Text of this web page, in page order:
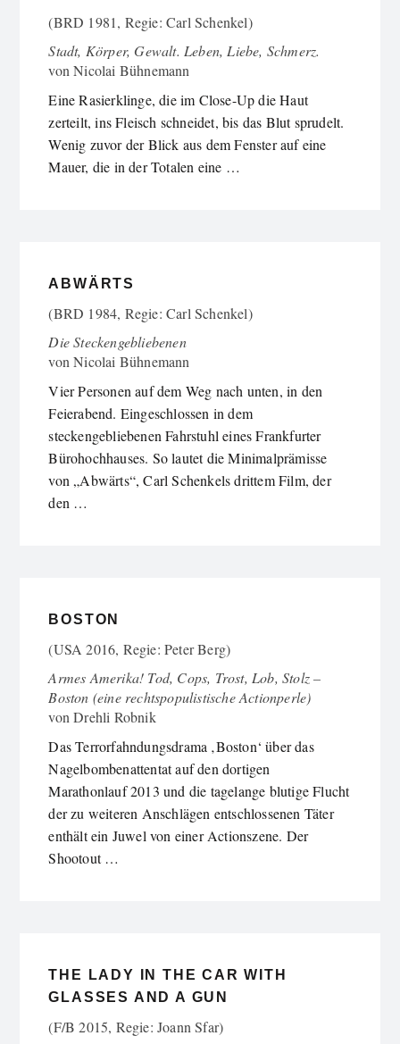
(BRD 1981, Regie: Carl Schenkel)
Stadt, Körper, Gewalt. Leben, Liebe, Schmerz.
vonNicolai Bühnemann
Eine Rasierklinge, die im Close-Up die Haut
zerteilt, ins Fleisch schneidet, bis das Blut sprudelt.
Wenig zuvor der Blick aus dem Fenster auf eine
Mauer, die in der Totalen eine …
ABWÄRTS
(BRD 1984, Regie: Carl Schenkel)
Die Steckengebliebenen
vonNicolai Bühnemann
Vier Personen auf dem Weg nach unten, in den
Feierabend. Eingeschlossen in dem
steckengebliebenen Fahrstuhl eines Frankfurter
Bürohochhauses. So lautet die Minimalprämisse
von „Abwärts“, Carl Schenkels drittem Film, der
den …
BOSTON
(USA 2016, Regie: Peter Berg)
Armes Amerika! Tod, Cops, Trost, Lob, Stolz –
Boston (eine rechtspopulistische Actionperle)
vonDrehli Robnik
Das Terrorfahndungsdrama ‚Boston‘ über das
Nagelbombenattentat auf den dortigen
Marathonlauf 2013 und die tagelange blutige Flucht
der zu weiteren Anschlägen entschlossenen Täter
enthält ein Juwel von einer Actionszene. Der
Shootout …
THE LADY IN THE CAR WITH
GLASSES AND A GUN
(F/B 2015, Regie: Joann Sfar)